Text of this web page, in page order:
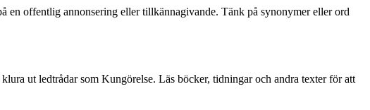
offentlig annonsering eller tillkännagivande. Tänk på synonymer eller ord
ut ledtrådar som Kungörelse. Läs böcker, tidningar och andra texter för att